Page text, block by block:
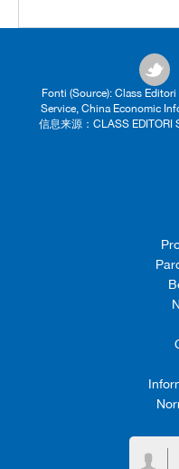
Fonti (Source): Class
Service, China Economic
信息来源：CLASS EDITORI